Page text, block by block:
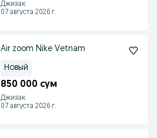
Джизак
07 августа 2026 г.
Air zoom Nike Vetnam
Новый
850 000 сум
Джизак
07 августа 2026 г.